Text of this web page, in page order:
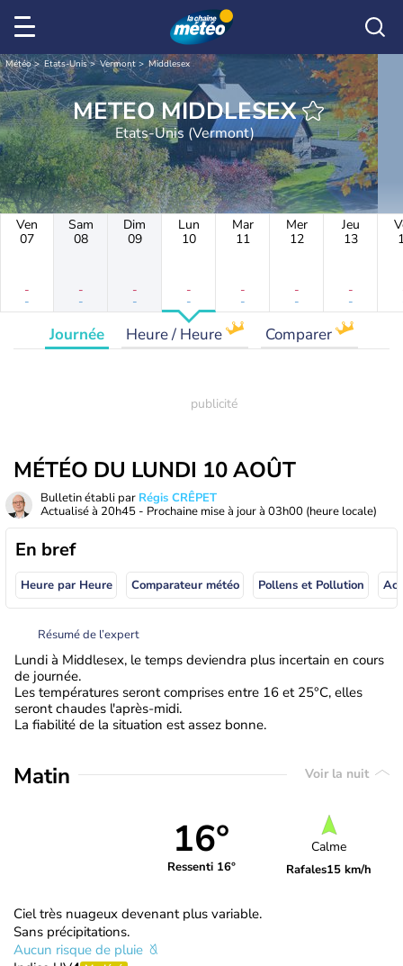
Météo Etats-Unis Vermont Middlesex
METEO MIDDLESEX
Etats-Unis (Vermont)
Ven
07
-
-
Sam
08
-
-
Dim
09
-
-
Lun
10
-
-
Mar
11
-
-
Mer
12
-
-
Jeu
13
-
-
Journée Heure / Heure Comparer
MÉTÉO DU LUNDI 10 AOÛT
Bulletin établi par Régis CRÊPET
Actualisé à 20h45 - Prochaine mise à jour à 03h00 (heure locale)
En bref
Heure par Heure Comparateur météo Pollens et Pollution
Résumé de l’expert
Lundi à Middlesex, le temps deviendra plus incertain en cours
de journée.
Les températures seront comprises entre 16 et 25°C, elles
seront chaudes l'après-midi.
La fiabilité de la situation est assez bonne.
Matin Voir la nuit
16°
Ressenti 16°
Calme
Rafales15 km/h
Ciel très nuageux devenant plus variable.
Sans précipitations.
Aucun risque de pluie